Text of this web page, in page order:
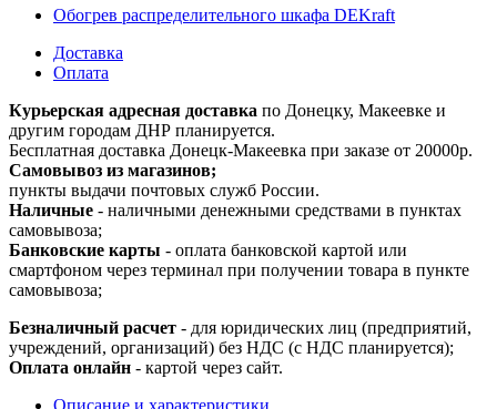
Обогрев распределительного шкафа DEKraft
Доставка
Оплата
Курьерская адресная доставка по Донецку, Макеевке и
другим городам ДНР планируется.
Бесплатная доставка Донецк-Макеевка при заказе от 20000р.
Самовывоз из магазинов;
пункты выдачи почтовых служб России.
Наличные - наличными денежными средствами в пунктах
самовывоза;
Банковские карты - оплата банковской картой или
смартфоном через терминал при получении товара в пункте
самовывоза;
Безналичный расчет - для юридических лиц (предприятий,
учреждений, организаций) без НДС (с НДС планируется);
Оплата онлайн - картой через сайт.
Описание и характеристики